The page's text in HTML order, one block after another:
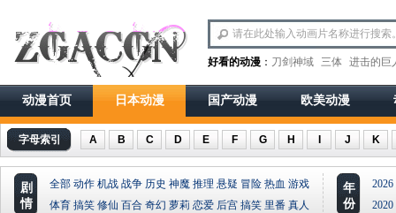
好看的动漫 ： 刀剑神域 三体 进击的巨
动漫首页 日本动漫 国产动漫 欧美动漫
字母索引 A B C D E F G H J K
剧
情
全部 动作 机战 战争 历史 神魔 推理 悬疑 冒险 热血 游戏
体育 搞笑 修仙 百合 奇幻 萝莉 恋爱 后宫 搞笑 里番 真人
年
份
2026
2020